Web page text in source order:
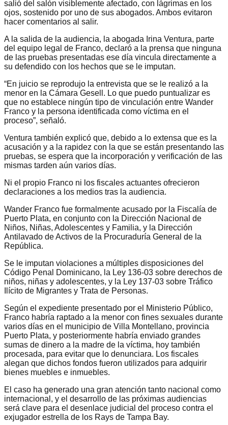
salió del salón visiblemente afectado, con lágrimas en los
ojos, sostenido por uno de sus abogados. Ambos evitaron
hacer comentarios al salir.
A la salida de la audiencia, la abogada Irina Ventura, parte
del equipo legal de Franco, declaró a la prensa que ninguna
de las pruebas presentadas ese día vincula directamente a
su defendido con los hechos que se le imputan.
“En juicio se reprodujo la entrevista que se le realizó a la
menor en la Cámara Gesell. Lo que puedo puntualizar es
que no establece ningún tipo de vinculación entre Wander
Franco y la persona identificada como víctima en el
proceso”, señaló.
Ventura también explicó que, debido a lo extensa que es la
acusación y a la rapidez con la que se están presentando las
pruebas, se espera que la incorporación y verificación de las
mismas tarden aún varios días.
Ni el propio Franco ni los fiscales actuantes ofrecieron
declaraciones a los medios tras la audiencia.
Wander Franco fue formalmente acusado por la Fiscalía de
Puerto Plata, en conjunto con la Dirección Nacional de
Niños, Niñas, Adolescentes y Familia, y la Dirección
Antilavado de Activos de la Procuraduría General de la
República.
Se le imputan violaciones a múltiples disposiciones del
Código Penal Dominicano, la Ley 136-03 sobre derechos de
niños, niñas y adolescentes, y la Ley 137-03 sobre Tráfico
Ilícito de Migrantes y Trata de Personas.
Según el expediente presentado por el Ministerio Público,
Franco habría raptado a la menor con fines sexuales durante
varios días en el municipio de Villa Montellano, provincia
Puerto Plata, y posteriormente habría enviado grandes
sumas de dinero a la madre de la víctima, hoy también
procesada, para evitar que lo denunciara. Los fiscales
alegan que dichos fondos fueron utilizados para adquirir
bienes muebles e inmuebles.
El caso ha generado una gran atención tanto nacional como
internacional, y el desarrollo de las próximas audiencias
será clave para el desenlace judicial del proceso contra el
exjugador estrella de los Rays de Tampa Bay.